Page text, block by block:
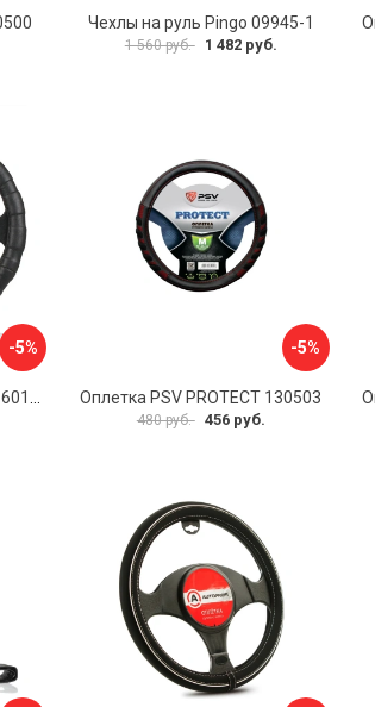
Чехлы на руль Pingo 09945-1
1 560 руб. 1 482 руб.
-5% -5%
Оплетка PSV PROTECT 130503
480 руб. 456 руб.